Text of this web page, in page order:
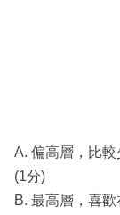
A. 偏高層，比
(1分)
B. 最高